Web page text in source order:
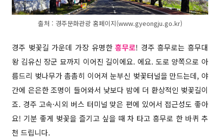
출처 : 경주문화관광 홈페이지(www.gyeongju.go.kr)
경주 벚꽃길 가운데 가장 유명한흥무로! 경주 흥무로는 흥무대
왕 김유신 장군 묘까지 이어진 길이에요. 에요. 도로 양쪽으로 아
름드리 벚나무가 촘촘히 이어져 눈부신 벚꽃터널을 만드는데, 야
간에 은은한 조명이 들어와서 낮보다 밤에 더 환상적인 벚꽃길이
죠. 경주 고속·시외 버스 터미널 맞은 편에 있어서 접근성도 좋아
요! 기분 좋게 벚꽃을 즐기고 싶을 때 차 타고 흥무로 한 바퀴 추
천 드립니다.